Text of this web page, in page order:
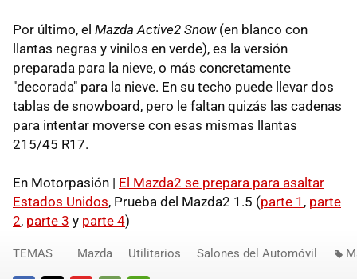
Por último, el Mazda Active2 Snow(en blanco con
llantas negras y vinilos en verde), es la versión
preparada para la nieve, o más concretamente
"decorada" para la nieve. En su techo puede llevar dos
tablas de snowboard, pero le faltan quizás las cadenas
para intentar moverse con esas mismas llantas
215/45 R17.
En Motorpasión | El Mazda2 se prepara para asaltar
Estados Unidos, Prueba del Mazda2 1.5 (parte 1 , parte
2, parte 3 y parte 4)
TEMAS Mazda Utilitarios Salones del Automóvil